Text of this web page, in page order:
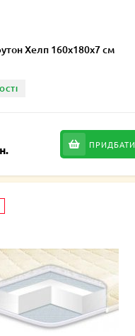
Хелп 160х180х7 см
ПРИДБАТИ